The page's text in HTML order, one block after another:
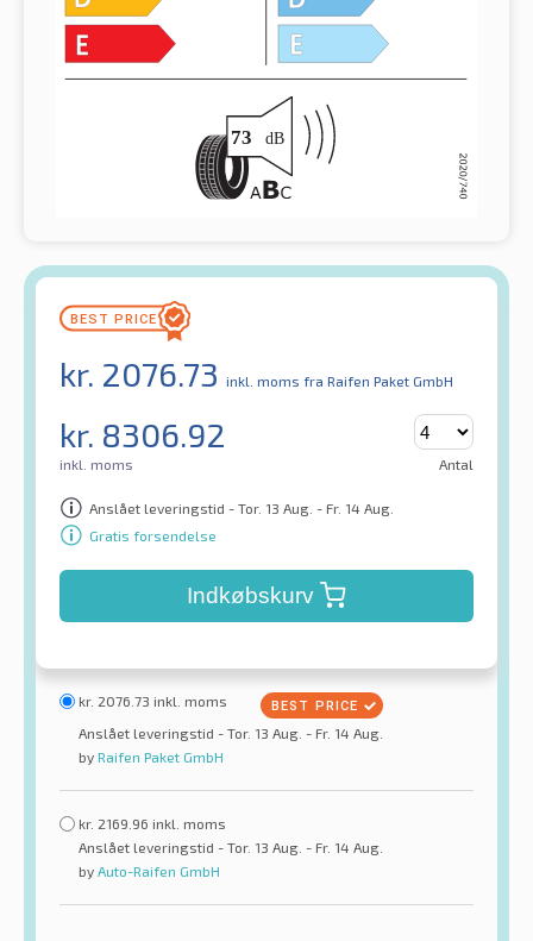
kr. 2076.73 inkl. moms fra Raifen Paket GmbH
kr. 8306.92
inkl. moms Antal
Anslået leveringstid - Tor. 13 Aug. - Fr. 14 Aug.
Gratis forsendelse
Indkøbskurv
kr. 2076.73 inkl. moms
Anslået leveringstid - Tor. 13 Aug. - Fr. 14 Aug.
by Raifen Paket GmbH
kr. 2169.96 inkl. moms
Anslået leveringstid - Tor. 13 Aug. - Fr. 14 Aug.
by Auto-Raifen GmbH